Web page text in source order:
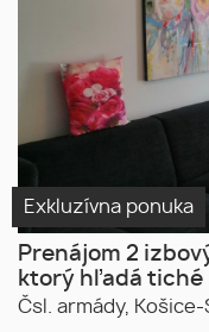
Exkluzívna ponuka
Prenájom 2
ktorý hľadá tiché
Čsl. armády, Košice-